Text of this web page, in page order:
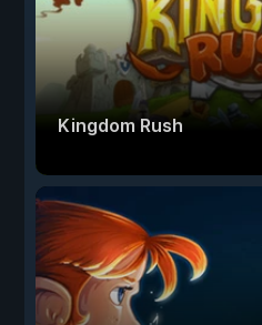
Kingdom Rush